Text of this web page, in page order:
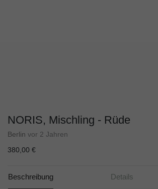
NORIS, Mischling - Rüde
Berlin vor 2 Jahren
380,00 €
Beschreibung Details